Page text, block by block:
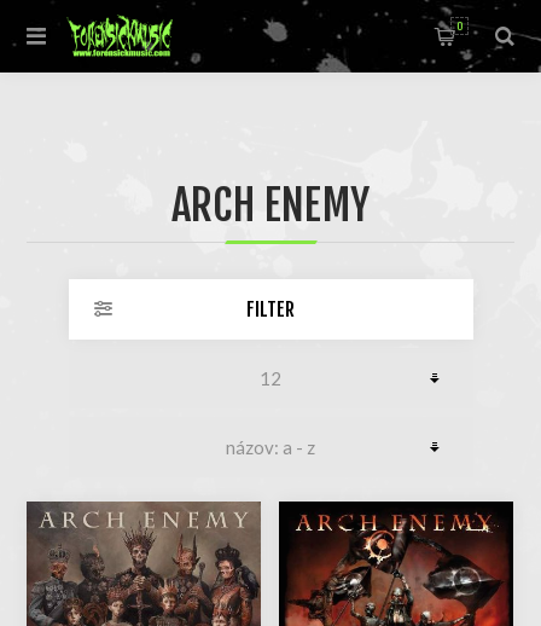
0
ARCH ENEMY
FILTER